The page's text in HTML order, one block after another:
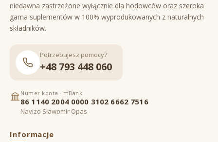
niedawna zastrzeżone wyłącznie dla hodowców oraz szeroka
gama suplementów w 100% wyprodukowanych z naturalnych
składników.
Potrzebujesz pomocy?
+48 793 448 060
Numer konta · mBank
86 1140 2004 0000 3102 6662 7516
Navizo Sławomir Opas
Informacje